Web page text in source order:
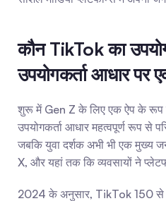
कौन TikTok का
उपयोगकर्ता आधार पर
शुरू में Gen Z के लिए एक ऐप के रूप
उपयोगकर्ता आधार महत्वपूर्ण रूप से
जबकि युवा दर्शक अभी भी एक मुख्य
X, और यहां तक कि व्यवसायों ने
2024 के अनुसार, TikTok 150 से